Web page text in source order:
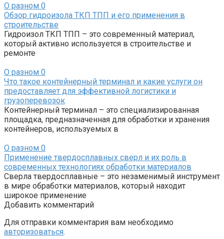
О разном 0
Обзор гидроизола ТКП ТПП и его применения в
строительстве
Гидроизол ТКП ТПП – это современный материал,
который активно используется в строительстве и
ремонте
О разном 0
Что такое контейнерный терминал и какие услуги он
предоставляет для эффективной логистики и
грузоперевозок
Контейнерный терминал – это специализированная
площадка, предназначенная для обработки и хранения
контейнеров, используемых в
О разном 0
Применение твердосплавных сверл и их роль в
современных технологиях обработки материалов
Сверла твердосплавные – это незаменимый инструмент
в мире обработки материалов, который находит
широкое применение
Добавить комментарий
Для отправки комментария вам необходимо
авторизоваться.